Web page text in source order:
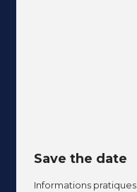
Save the date
Informations pratiques